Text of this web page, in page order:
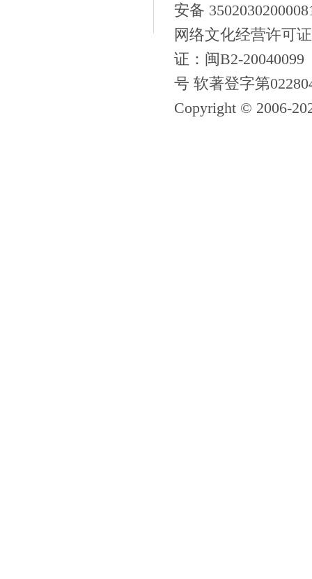
安备
网络文化经营许可
证：闽B2-20040099
号 软著登字第
Copyright © 2006-